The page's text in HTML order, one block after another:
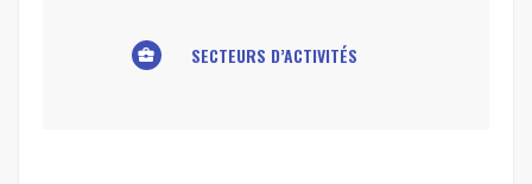
business_center SECTEURS D’ACTIVITÉS